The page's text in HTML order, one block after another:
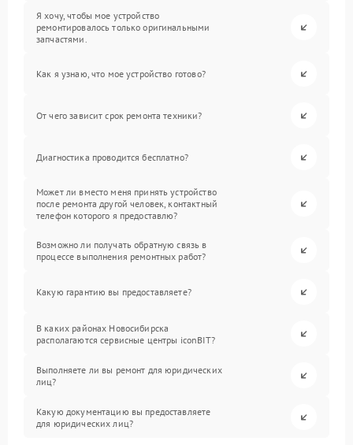
Я хочу, чтобы мое устройство
ремонтировалось только оригинальными
запчастями.
Как я узнаю, что мое устройство готово?
От чего зависит срок ремонта техники?
Диагностика проводится бесплатно?
Может ли вместо меня принять устройство
после ремонта другой человек, контактный
телефон которого я предоставлю?
Возможно ли получать обратную связь в
процессе выполнения ремонтных работ?
Какую гарантию вы предоставляете?
В каких районах Новосибирска
располагаются сервисные центры iconBIT?
Выполняете ли вы ремонт для юридических
лиц?
Какую документацию вы предоставляете
для юридических лиц?